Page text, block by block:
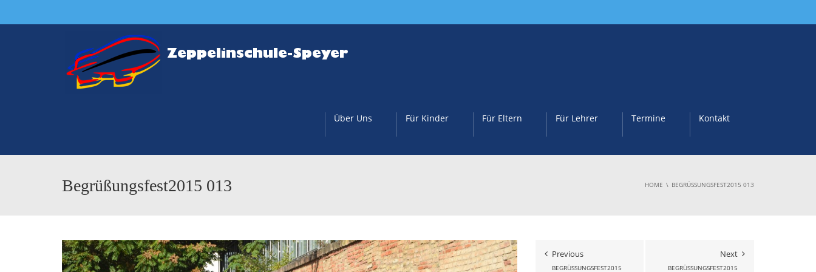
Über Uns Für Kinder Für Eltern Für Lehrer Termine Kontakt
Begrüßungsfest2015 013 HOME BEGRÜSSUNGSFEST2015 013
Previous
BEGRÜSSUNGSFEST2015 0
Next
BEGRÜSSUNGSFEST2015 0